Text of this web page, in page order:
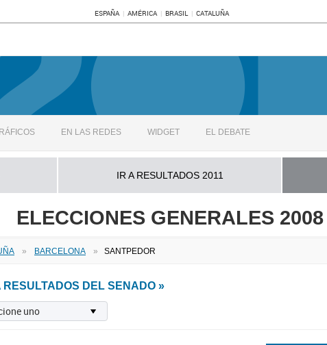
ESPAÑA AMÉRICA BRASIL CATALUÑA
EN LAS REDES WIDGET EL DEBATE
IR A RESULTADOS 2011
ELECCIONES GENERALES 2008
» BARCELONA » SANTPEDOR
RESULTADOS DEL SENADO »